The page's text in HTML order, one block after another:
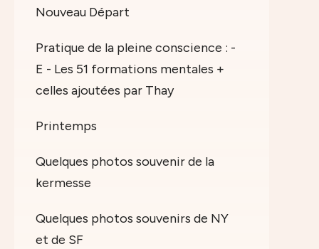
Nouveau Départ
Pratique de la pleine conscience : -
E - Les 51 formations mentales +
celles ajoutées par Thay
Printemps
Quelques photos souvenir de la
kermesse
Quelques photos souvenirs de NY
et de SF